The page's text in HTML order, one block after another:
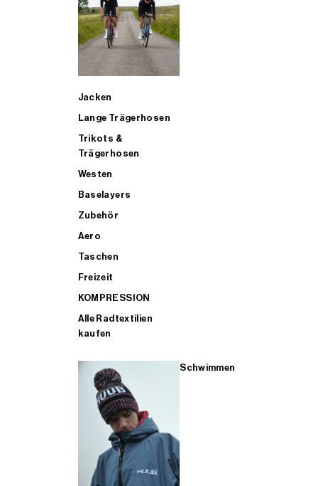
Jacken
Lange Trägerhosen
Trikots &
Trägerhosen
Westen
Baselayers
Zubehör
Aero
Taschen
Freizeit
KOMPRESSION
Alle Radtextilien
kaufen
Schwimmen
ALLE TRIATHLONARTIKEL FÜR MÄNNER KAUFEN